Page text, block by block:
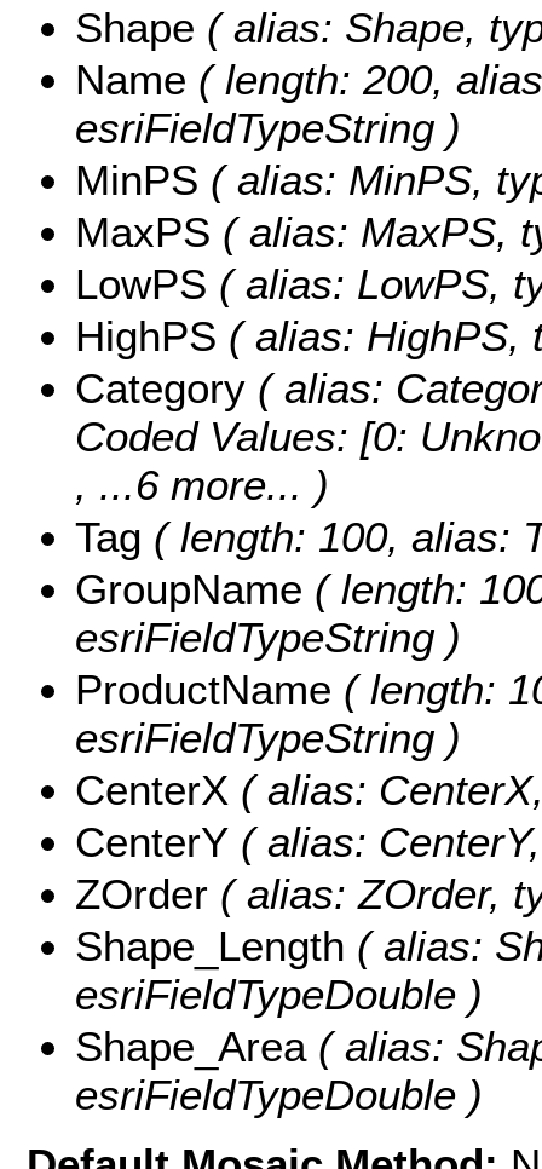
Shape ( alias: Shape,
Name ( length: 200,
esriFieldTypeString )
MinPS ( alias: MinPS,
MaxPS ( alias: MaxPS,
LowPS ( alias: LowPS,
HighPS ( alias: HighPS,
Category ( alias:
Coded Values: [0:
, ...6 more... )
Tag ( length: 100, alias:
GroupName ( length:
esriFieldTypeString )
ProductName ( length:
esriFieldTypeString )
CenterX ( alias:
CenterY ( alias:
ZOrder ( alias: ZOrder,
Shape_Length ( alias:
esriFieldTypeDouble )
Shape_Area ( alias:
esriFieldTypeDouble )